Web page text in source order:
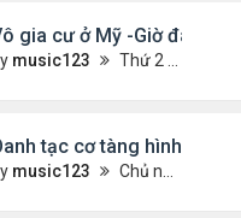
gia cư ở Mỹ -Giờ đây tôi
music123 Thứ 2 Tháng 7 27, 2026 4:56 am
tạc cơ tàng hình đáng
music123 Chủ nhật Tháng 7 26, 2026 5:46 pm